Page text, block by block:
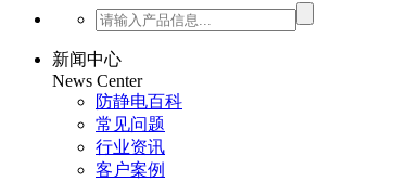
新闻中心
News Center
防静电百科
常见问题
行业资讯
客户案例